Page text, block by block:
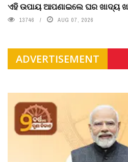
ଏହି ଉପାୟ ଆପଣାଇଲେ ଘର ଖାଦ୍ୟ
13746 AUG 07, 2026
ADVERTISEMENT